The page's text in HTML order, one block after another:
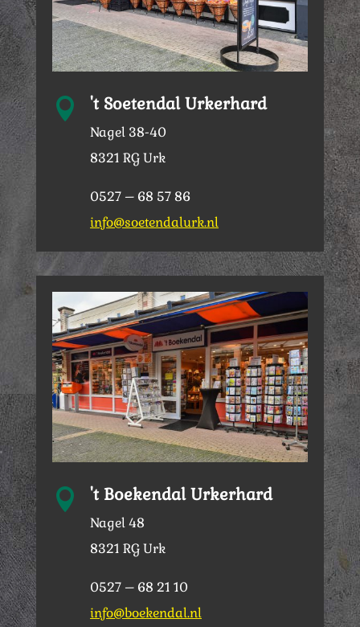
 't Soetendal Urkerhard
Nagel 38-40
8321 RG Urk
0527 – 68 57 86
info@soetendalurk.nl
 't Boekendal Urkerhard
Nagel 48
8321 RG Urk
0527 – 68 21 10
info@boekendal.nl